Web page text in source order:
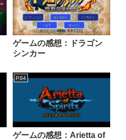
ゲームの感想：ドラゴン
シンカー
PS4
ゲームの感想：Arietta of